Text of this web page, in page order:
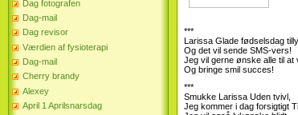
Dag fotografen
Dag-mail
Dag revisor
Værdien af ​​fysioterapi
Dag-mail
Cherry brandy
Alexey
April 1 Aprilsnarsdag
***
Larissa Glade fødselsdag
Og det vil sende SMS-vers!
Jeg vil gerne ønske alle til
Og bringe smil succes!
***
Smukke Larissa Uden tvivl,
Jeg kommer i dag forsigtigt